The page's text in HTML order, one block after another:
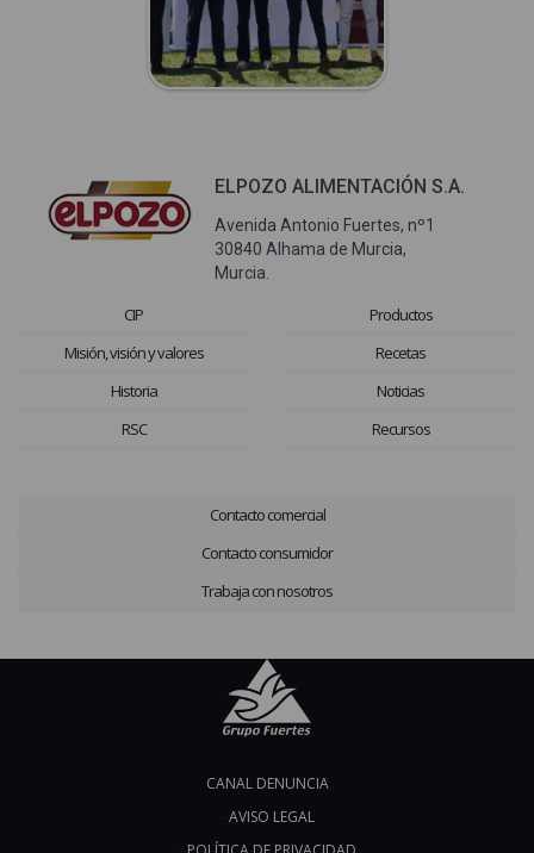
ELPOZO ALIMENTACIÓN S.A.
Avenida Antonio Fuertes, nº1
30840 Alhama de Murcia,
Murcia.
CIP
Misión, visión y valores
Historia
RSC
Productos
Recetas
Noticias
Recursos
Contacto comercial
Contacto consumidor
Trabaja con nosotros
CANAL DENUNCIA
AVISO LEGAL